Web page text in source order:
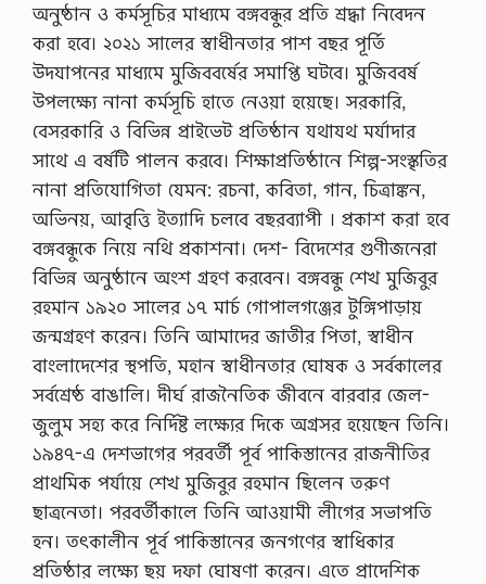
অনুষ্ঠান ও কর্মসূচির মাধ্যমে বঙ্গবন্ধুর প্রতি শ্রদ্ধা নিবেদন
করা হবে। ২০২১ সালের স্বাধীনতার পাশ বছর পূর্তি
উদযাপনের মাধ্যমে মুজিববর্ষের সমাপ্তি ঘটবে। মুজিববর্ষ
উপলক্ষ্যে নানা কর্মসূচি হাতে নেওয়া হয়েছে। সরকারি,
বেসরকারি ও বিভিন্ন প্রাইভেট প্রতিষ্ঠান যথাযথ মর্যাদার
সাথে এ বর্ষটি পালন করবে। শিক্ষাপ্রতিষ্ঠানে শিল্প-সংস্কৃতির
নানা প্রতিযােগিতা যেমন: রচনা, কবিতা, গান, চিত্রাঙ্কন,
অভিনয়, আবৃত্তি ইত্যাদি চলবে বছরব্যাপী । প্রকাশ করা হবে
বঙ্গবন্ধুকে নিয়ে নথি প্রকাশনা। দেশ- বিদেশের গুণীজনেরা
বিভিন্ন অনুষ্ঠানে অংশ গ্রহণ করবেন। বঙ্গবন্ধু শেখ মুজিবুর
রহমান ১৯২০ সালের ১৭ মার্চ গােপালগঞ্জের টুঙ্গিপাড়ায়
জন্মগ্রহণ করেন। তিনি আমাদের জাতীর পিতা, স্বাধীন
বাংলাদেশের স্থপতি, মহান স্বাধীনতার ঘােষক ও সর্বকালের
সর্বশ্রেষ্ঠ বাঙালি। দীর্ঘ রাজনৈতিক জীবনে বারবার জেল-
জুলুম সহ্য করে নির্দিষ্ট লক্ষ্যের দিকে অগ্রসর হয়েছেন তিনি।
১৯৪৭-এ দেশভাগের পরবর্তী পূর্ব পাকিস্তানের রাজনীতির
প্রাথমিক পর্যায়ে শেখ মুজিবুর রহমান ছিলেন তরুণ
ছাত্রনেতা। পরবর্তীকালে তিনি আওয়ামী লীগের সভাপতি
হন। তৎকালীন পূর্ব পাকিস্তানের জনগণের স্বাধিকার
প্রতিষ্ঠার লক্ষ্যে ছয় দফা ঘােষণা করেন। এতে প্রাদেশিক